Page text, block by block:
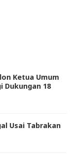
Ketua Umum
Dukungan 18
Usai Tabrakan